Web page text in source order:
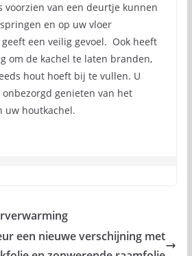
voorzien van een deurtje kunnen
en op uw vloer
een veilig gevoel. Ook heeft
om de kachel te laten branden,
hout hoeft bij te vullen. U
genieten van het
uw houtkachel.
een nieuwe verschijning met